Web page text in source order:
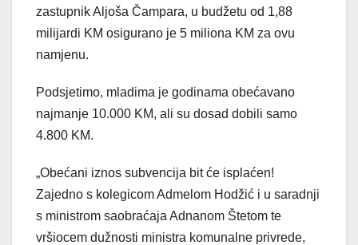
zastupnik Aljoša Čampara, u budžetu od 1,88
milijardi KM osigurano je 5 miliona KM za ovu
namjenu.
Podsjetimo, mladima je godinama obećavano
najmanje 10.000 KM, ali su dosad dobili samo
4.800 KM.
„Obećani iznos subvencija bit će isplaćen!
Zajedno s kolegicom Admelom Hodžić i u saradnji
s ministrom saobraćaja Adnanom Štetom te
vršiocem dužnosti ministra komunalne privrede,